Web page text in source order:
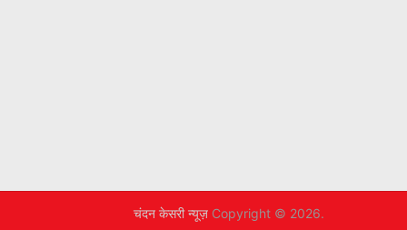
चंदन केसरी न्यूज़ Copyright © 2026.